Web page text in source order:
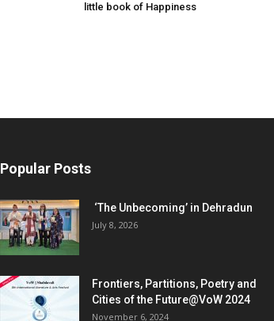
little book of Happiness
Popular Posts
‘The Unbecoming’ in Dehradun
July 8, 2026
Frontiers, Partitions, Poetry and
Cities of the Future@VoW 2024
November 6, 2024